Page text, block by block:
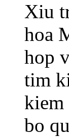
Xiu
hoa
hop
tim
kiem
bo